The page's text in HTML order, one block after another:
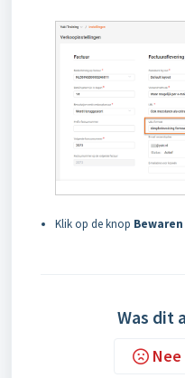
Klik op de knop Bewaren
Was dit
Nee